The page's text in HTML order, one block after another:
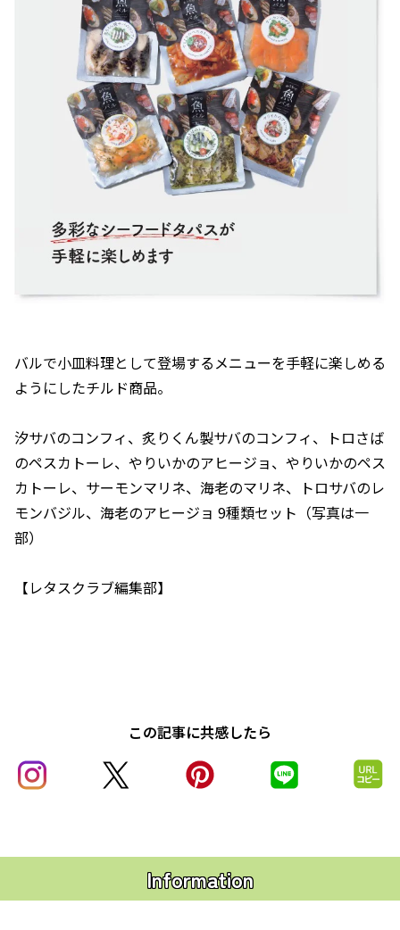
バルで小皿料理として登場するメニューを手軽に楽しめる
ようにしたチルド商品。
汐サバのコンフィ、炙りくん製サバのコンフィ、トロさば
のペスカトーレ、やりいかのアヒージョ、やりいかのペス
カトーレ、サーモンマリネ、海老のマリネ、トロサバのレ
モンバジル、海老のアヒージョ 9種類セット（写真は一
部）
【レタスクラブ編集部】
この記事に共感したら
Information